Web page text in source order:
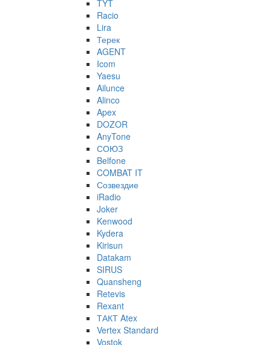
TYT
Racio
Lira
Терек
AGENT
Icom
Yaesu
Ailunce
Alinco
Apex
DOZOR
AnyTone
СОЮЗ
Belfone
COMBAT IT
Созвездие
iRadio
Joker
Kenwood
Kydera
Kirisun
Datakam
SIRUS
Quansheng
Retevis
Rexant
ТАКТ Atex
Vertex Standard
Vostok